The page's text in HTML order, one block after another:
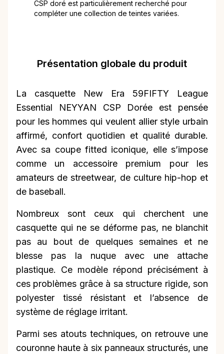
CSP doré est particulièrement recherché pour
compléter une collection de teintes variées.
Présentation globale du produit
La casquette New Era 59FIFTY League
Essential NEYYAN CSP Dorée est pensée
pour les hommes qui veulent allier style urbain
affirmé, confort quotidien et qualité durable.
Avec sa coupe fitted iconique, elle s’impose
comme un accessoire premium pour les
amateurs de streetwear, de culture hip-hop et
de baseball.
Nombreux sont ceux qui cherchent une
casquette qui ne se déforme pas, ne blanchit
pas au bout de quelques semaines et ne
blesse pas la nuque avec une attache
plastique. Ce modèle répond précisément à
ces problèmes grâce à sa structure rigide, son
polyester tissé résistant et l’absence de
système de réglage irritant.
Parmi ses atouts techniques, on retrouve une
couronne haute à six panneaux structurés, une